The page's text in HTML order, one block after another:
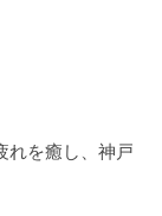
れを癒し、神戸